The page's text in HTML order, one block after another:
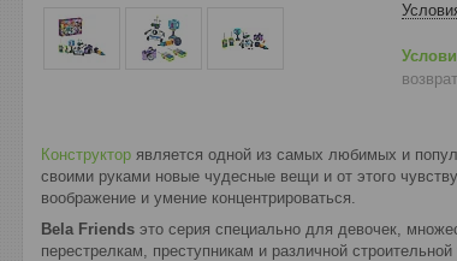
Конструктор является одной из самых любимых и
своими руками новые чудесные вещи и от этого
воображение и умение концентрироваться.
Bela Friends это серия специально для девочек,
перестрелкам, преступникам и различной